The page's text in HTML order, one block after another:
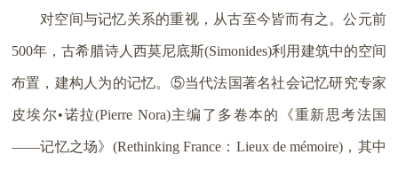
对空间与记忆关系的重视，从古至今皆而有之。公元前
500年，古希腊诗人西莫尼底斯(Simonides)利用建筑中的空间
布置，建构人为的记忆。⑤当代法国著名社会记忆研究专家
皮埃尔•诺拉(Pierre Nora)主编了多卷本的《重新思考法国
——记忆之场》(Rethinking France：Lieux de mémoire)，其中